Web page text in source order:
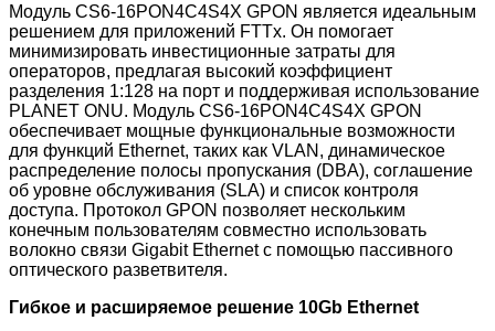
Модуль CS6-16PON4C4S4X GPON является идеальным
решением для приложений FTTx. Он помогает
минимизировать инвестиционные затраты для
операторов, предлагая высокий коэффициент
разделения 1:128 на порт и поддерживая использование
PLANET ONU. Модуль CS6-16PON4C4S4X GPON
обеспечивает мощные функциональные возможности
для функций Ethernet, таких как VLAN, динамическое
распределение полосы пропускания (DBA), соглашение
об уровне обслуживания (SLA) и список контроля
доступа. Протокол GPON позволяет нескольким
конечным пользователям совместно использовать
волокно связи Gigabit Ethernet с помощью пассивного
оптического разветвителя.
Гибкое и расширяемое решение 10Gb Ethernet